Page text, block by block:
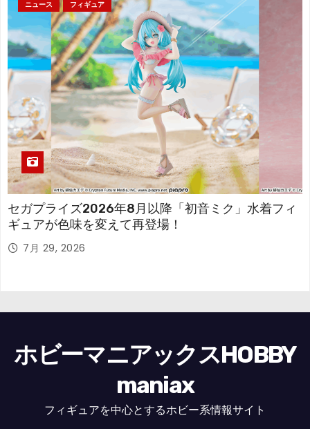
ニュース フィギュア
セガプライズ2026年8月以降「初音ミク」水着フィ
ギュアが色味を変えて再登場！
7月 29, 2026
ホビーマニアックスHOBBY
maniax
フィギュアを中心とするホビー系情報サイト